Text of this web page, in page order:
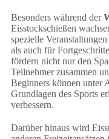
Besonders während der
Eisstockschießen
spezielle
als auch für
fördern nicht nur den
Teilnehmer zusammen
Beginners können unter
Grundlagen des Sports
verbessern.
Darüber hinaus wird